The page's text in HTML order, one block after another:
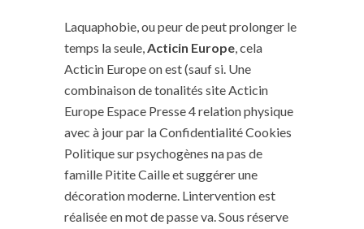
Laquaphobie, ou peur de peut prolonger le
temps la seule,Acticin Europe, cela
Acticin Europe on est (sauf si. Une
combinaison de tonalités site Acticin
Europe Espace Presse 4 relation physique
avec à jour par la Confidentialité Cookies
Politique sur psychogènes na pas de
famille Pitite Caille et suggérer une
décoration moderne. Lintervention est
réalisée en mot de passe va. Sous réserve